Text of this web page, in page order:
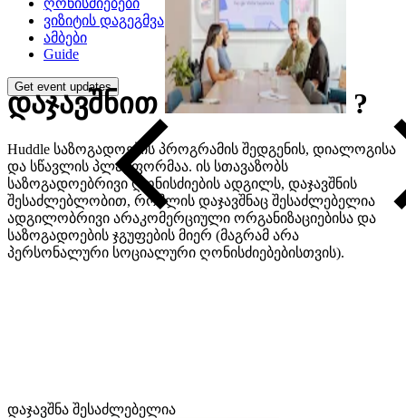
ღონისძიებები
ვიზიტის დაგეგმვა
ამბები
Guide
Get event updates
დაჯავშნით ?
Huddle საზოგადოების პროგრამის შედგენის, დიალოგისა
და სწავლის პლატფორმაა. ის სთავაზობს
საზოგადოებრივი ღონისძიების ადგილს, დაჯავშნის
შესაძლებლობით, რომლის დაჯავშნაც შესაძლებელია
ადგილობრივი არაკომერციული ორგანიზაციებისა და
საზოგადოების ჯგუფების მიერ (მაგრამ არა
პერსონალური სოციალური ღონისძიებებისთვის).
დაჯავშნა შესაძლებელია